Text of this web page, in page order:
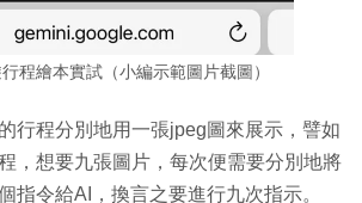
程繪本實試（小編示範圖片截圖）
行程分別地用一張jpeg圖來展示，譬如
，想要九張圖片，每次便需要分別地將
指令給AI，換言之要進行九次指示。